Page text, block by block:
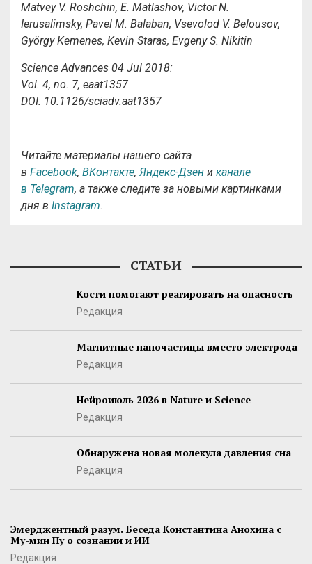
Matvey V. Roshchin, E. Matlashov, Victor N.
Ierusalimsky, Pavel M. Balaban, Vsevolod V. Belousov,
György Kemenes, Kevin Staras, Evgeny S. Nikitin
Science Advances 04 Jul 2018:
Vol. 4, no. 7, eaat1357
DOI: 10.1126/sciadv.aat1357
Читайте материалы нашего сайта
в Facebook, ВКонтакте, Яндекс-Дзен и канале
в Telegram, а также следите за новыми картинками
дня в Instagram.
СТАТЬИ
Кости помогают реагировать на опасность
Редакция
Магнитные наночастицы вместо электрода
Редакция
Нейроиюль 2026 в Nature и Science
Редакция
Обнаружена новая молекула давления сна
Редакция
Эмерджентный разум. Беседа Константина Анохина с
Му-мин Пу о сознании и ИИ
Редакция